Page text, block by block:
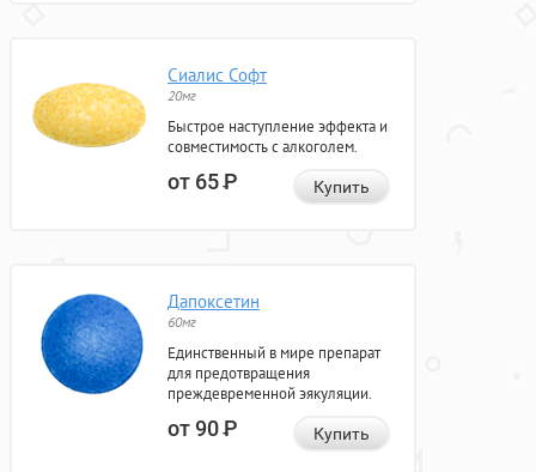
Сиалис Софт
20мг
Быстрое наступление эффекта и
совместимость с алкоголем.
от 65Р Купить
Дапоксетин
60мг
Единственный в мире препарат
для предотвращения
преждевременной эякуляции.
от 90Р Купить